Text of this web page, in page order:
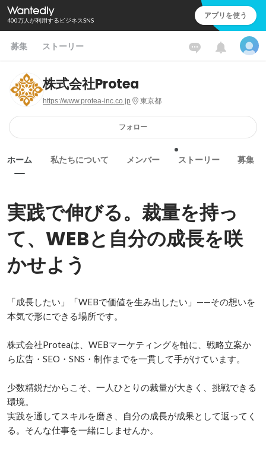
400万人が利用するビジネスSNS アプリを使う
募集 ストーリー
株式会社Protea
https://www.protea-inc.co.jp 東京都
フォロー
ホーム 私たちについて メンバー ストーリー 募集
実践で伸びる。裁量を持っ
て、WEBと自分の成長を咲
かせよう
「成長したい」「WEBで価値を生み出したい」——その想いを
本気で形にできる場所です。
株式会社Proteaは、WEBマーケティングを軸に、戦略立案か
ら広告・SEO・SNS・制作までを一貫して手がけています。
少数精鋭だからこそ、一人ひとりの裁量が大きく、挑戦できる
環境。
実践を通してスキルを磨き、自分の成長が成果として返ってく
る。そんな仕事を一緒にしませんか。